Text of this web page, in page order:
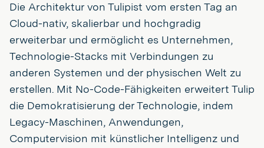
Die Architektur von Tulipist vom ersten Tag an
Cloud-nativ, skalierbar und hochgradig
erweiterbar und ermöglicht es Unternehmen,
Technologie-Stacks mit Verbindungen zu
anderen Systemen und der physischen Welt zu
erstellen. Mit No-Code-Fähigkeiten erweitert Tulip
die Demokratisierung der Technologie, indem
Legacy-Maschinen, Anwendungen,
Computervision mit künstlicher Intelligenz und